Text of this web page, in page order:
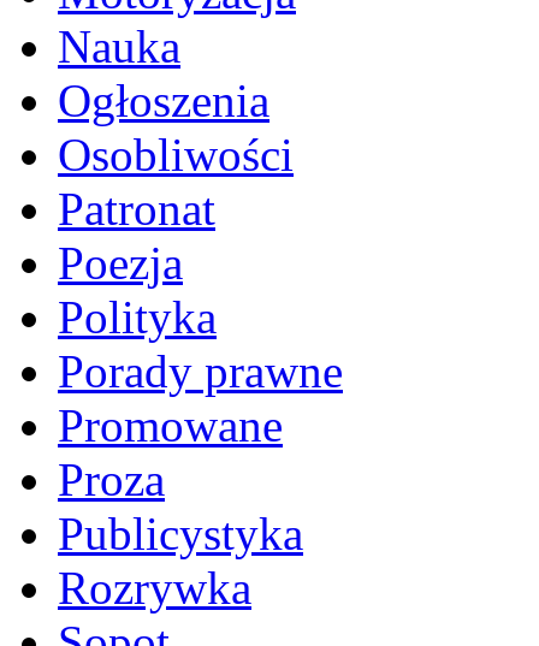
Nauka
Ogłoszenia
Osobliwości
Patronat
Poezja
Polityka
Porady prawne
Promowane
Proza
Publicystyka
Rozrywka